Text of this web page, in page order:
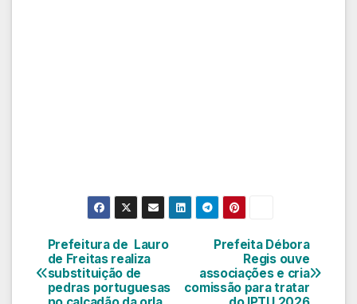
Navegação
de
Prefeita Débora
Regis ouve
associações e cria
comissão para tratar
Prefeitura de Lauro
de Freitas realiza
substituição de
pedras portuguesas